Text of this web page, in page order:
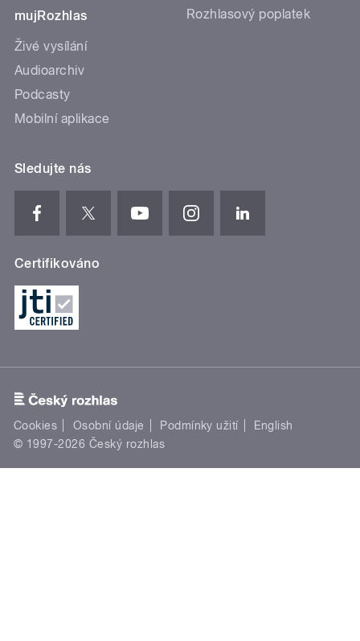
mujRozhlas
Živé vysílání
Audioarchiv
Podcasty
Mobilní aplikace
Rozhlasový poplatek
Sledujte nás
Certifikováno
Cookies Osobní údaje Podmínky užití
English
© 1997-2026 Český rozhlas